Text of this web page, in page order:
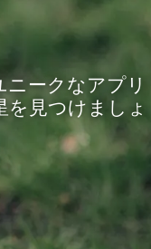
ニークなアプリ
を見つけましょ